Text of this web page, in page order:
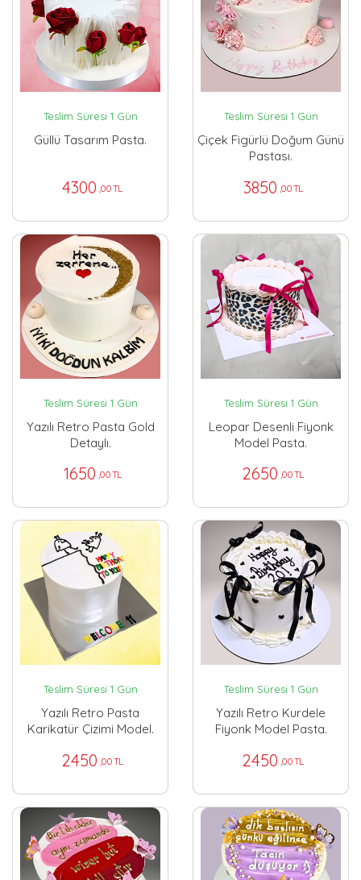
Teslim Süresi 1 Gün
Güllü Tasarım Pasta.
4300 ,00 TL
Teslim Süresi 1 Gün
Çiçek Figürlü Doğum Günü
Pastası.
3850 ,00 TL
Teslim Süresi 1 Gün
Yazılı Retro Pasta Gold
Detaylı.
1650 ,00 TL
Teslim Süresi 1 Gün
Leopar Desenli Fiyonk
Model Pasta.
2650 ,00 TL
Teslim Süresi 1 Gün
Yazılı Retro Pasta
Karikatür Çizimi Model.
2450 ,00 TL
Teslim Süresi 1 Gün
Yazılı Retro Kurdele
Fiyonk Model Pasta.
2450 ,00 TL